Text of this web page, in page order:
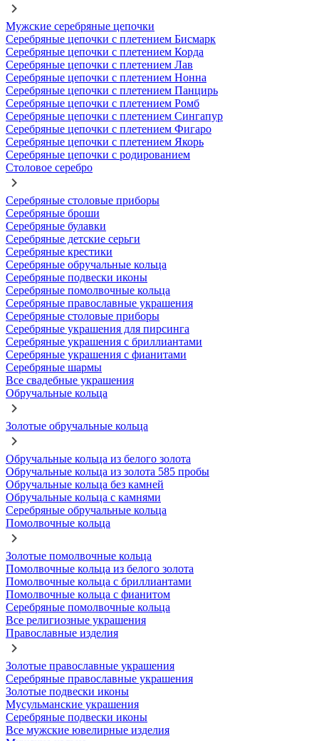
Мужские серебряные цепочки
Серебряные цепочки с плетением Бисмарк
Серебряные цепочки с плетением Корда
Серебряные цепочки с плетением Лав
Серебряные цепочки с плетением Нонна
Серебряные цепочки с плетением Панцирь
Серебряные цепочки с плетением Ромб
Серебряные цепочки с плетением Сингапур
Серебряные цепочки с плетением Фигаро
Серебряные цепочки с плетением Якорь
Серебряные цепочки с родированием
Столовое серебро
Серебряные столовые приборы
Серебряные броши
Серебряные булавки
Серебряные детские серьги
Серебряные крестики
Серебряные обручальные кольца
Серебряные подвески иконы
Серебряные помолвочные кольца
Серебряные православные украшения
Серебряные столовые приборы
Серебряные украшения для пирсинга
Серебряные украшения с бриллиантами
Серебряные украшения с фианитами
Серебряные шармы
Все свадебные украшения
Обручальные кольца
Золотые обручальные кольца
Обручальные кольца из белого золота
Обручальные кольца из золота 585 пробы
Обручальные кольца без камней
Обручальные кольца с камнями
Серебряные обручальные кольца
Помолвочные кольца
Золотые помолвочные кольца
Помолвочные кольца из белого золота
Помолвочные кольца с бриллиантами
Помолвочные кольца с фианитом
Серебряные помолвочные кольца
Все религиозные украшения
Православные изделия
Золотые православные украшения
Серебряные православные украшения
Золотые подвески иконы
Мусульманские украшения
Серебряные подвески иконы
Все мужские ювелирные изделия